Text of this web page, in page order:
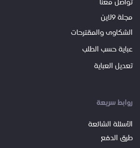
تواصل معنا
مجلة 9لاين
الشكاوى والمقترحات
عباية حسب الطلب
تعديل العباية
روابط سريعة
الأسئلة الشائعة
طرق الدفع